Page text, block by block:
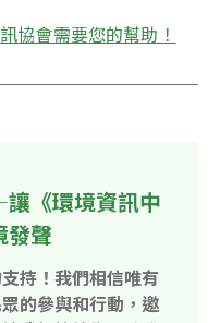
協會需要您的幫助！
《環境資訊中
發聲
持！我們相信唯有
的參與和行動，邀